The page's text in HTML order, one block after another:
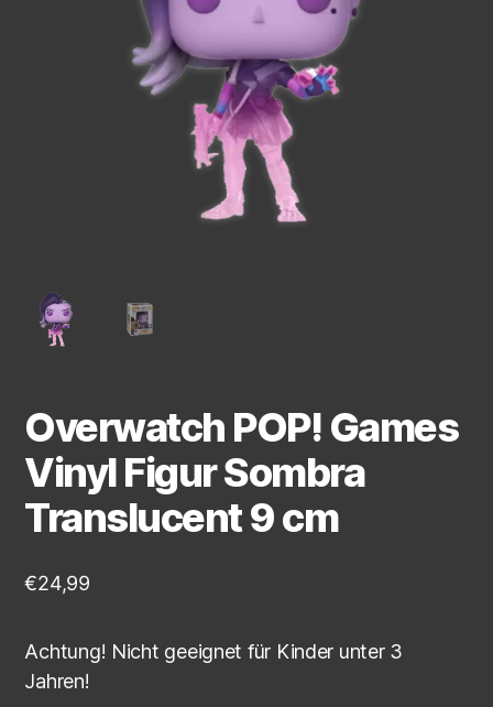
Overwatch POP! Games
Vinyl Figur Sombra
Translucent 9 cm
€24,99
Achtung! Nicht geeignet für Kinder unter 3
Jahren!